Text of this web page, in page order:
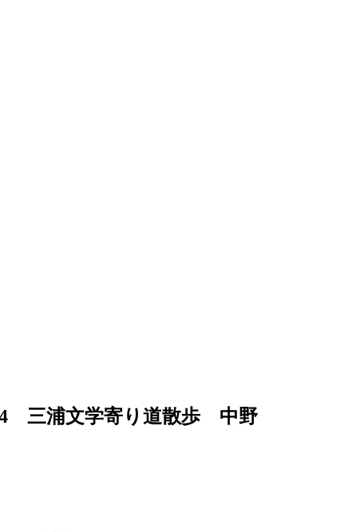
三浦文学寄り道散歩 中野